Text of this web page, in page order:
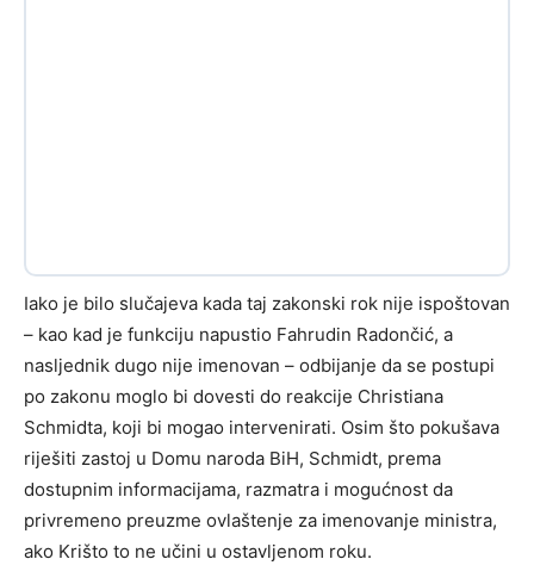
Iako je bilo slučajeva kada taj zakonski rok nije ispoštovan
– kao kad je funkciju napustio Fahrudin Radončić, a
nasljednik dugo nije imenovan – odbijanje da se postupi
po zakonu moglo bi dovesti do reakcije Christiana
Schmidta, koji bi mogao intervenirati. Osim što pokušava
riješiti zastoj u Domu naroda BiH, Schmidt, prema
dostupnim informacijama, razmatra i mogućnost da
privremeno preuzme ovlaštenje za imenovanje ministra,
ako Krišto to ne učini u ostavljenom roku.